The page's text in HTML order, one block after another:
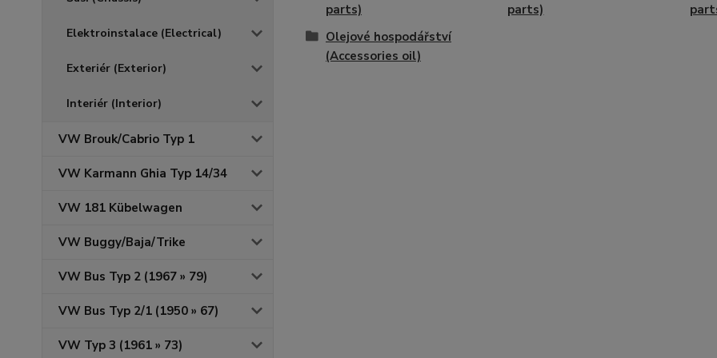
Elektroinstalace (Electrical)
Exteriér (Exterior)
Interiér (Interior)
VW Brouk/Cabrio Typ 1
VW Karmann Ghia Typ 14/34
VW 181 Kübelwagen
VW Buggy/Baja/Trike
VW Bus Typ 2 (1967 » 79)
VW Bus Typ 2/1 (1950 » 67)
VW Typ 3 (1961 » 73)
parts)
parts)
Olejové hospodářství
(Accessories oil)